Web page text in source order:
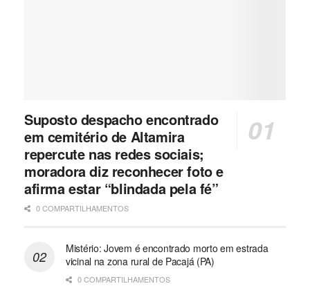
Suposto despacho encontrado
em cemitério de Altamira
repercute nas redes sociais;
moradora diz reconhecer foto e
afirma estar “blindada pela fé”
0 COMPARTILHAMENTOS
Mistério: Jovem é encontrado morto em estrada
vicinal na zona rural de Pacajá (PA)
0 COMPARTILHAMENTOS